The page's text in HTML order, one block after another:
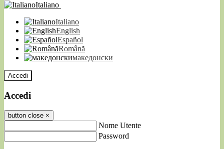
Italiano
Italiano
English
Español
Română
македонски
Accedi
Accedi
button close ×
Nome Utente
Password